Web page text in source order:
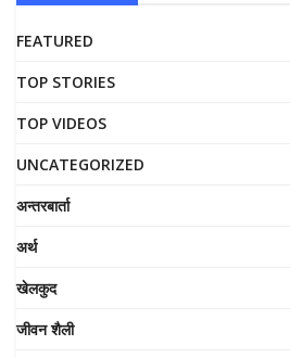
FEATURED
TOP STORIES
TOP VIDEOS
UNCATEGORIZED
अन्तरबार्ता
अर्थ
खेलकुद
जीवन शैली